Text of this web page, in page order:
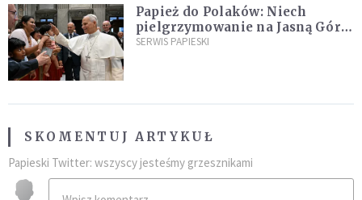
Papież do Polaków: Niech
pielgrzymowanie na Jasną Górę
umocni wiarę i nadzieję
SERWIS PAPIESKI
SKOMENTUJ ARTYKUŁ
Papieski Twitter: wszyscy jesteśmy grzesznikami